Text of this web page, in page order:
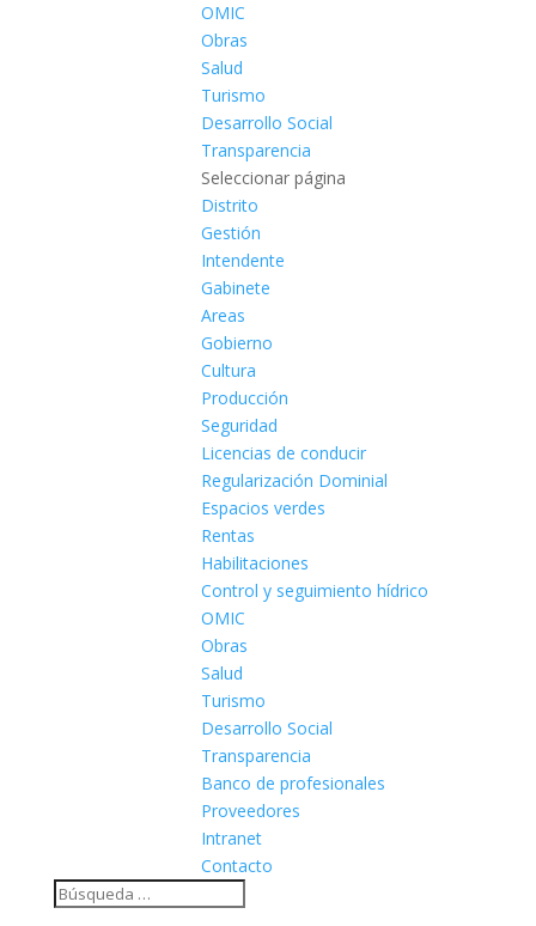
OMIC
Obras
Salud
Turismo
Desarrollo Social
Transparencia
Seleccionar página
Distrito
Gestión
Intendente
Gabinete
Areas
Gobierno
Cultura
Producción
Seguridad
Licencias de conducir
Regularización Dominial
Espacios verdes
Rentas
Habilitaciones
Control y seguimiento hídrico
OMIC
Obras
Salud
Turismo
Desarrollo Social
Transparencia
Banco de profesionales
Proveedores
Intranet
Contacto